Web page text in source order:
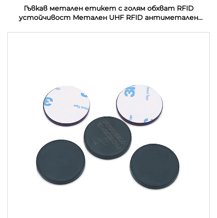
Гъвкав метален етикет с голям обхват RFID
устойчивост Метален UHF RFID антиметален